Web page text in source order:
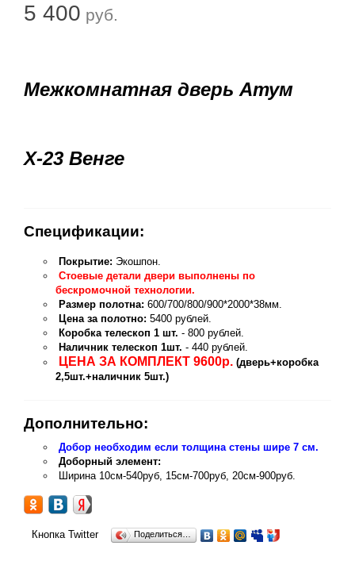
5 400 руб.
Межкомнатная дверь Атум
Х-23 Венге
Спецификации:
Покрытие: Экошпон.
Стоевые детали двери выполнены по
бескромочной технологии.
Размер полотна: 600/700/800/900*2000*38мм.
Цена за полотно: 5400 рублей.
Коробка телескоп 1 шт. - 800 рублей.
Наличник телескоп 1шт. - 440 рублей.
ЦЕНА ЗА КОМПЛЕКТ 9600р. (дверь+коробка
2,5шт.+наличник 5шт.)
Дополнительно:
Добор необходим если толщина стены шире 7 см.
Доборный элемент:
Ширина 10см-540руб, 15см-700руб, 20см-900руб.
Кнопка Twitter Поделиться…